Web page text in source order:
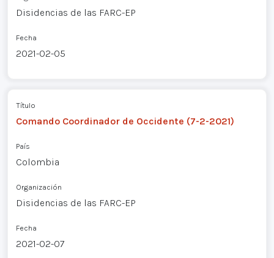
Disidencias de las FARC-EP
Fecha
2021-02-05
Título
Comando Coordinador de Occidente (7-2-2021)
País
Colombia
Organización
Disidencias de las FARC-EP
Fecha
2021-02-07